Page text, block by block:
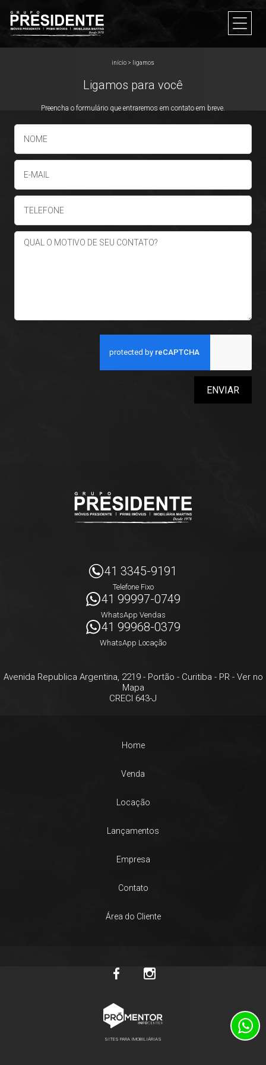
início > ligamos
Ligamos para você
Preencha o formulário que entraremos em contato em breve.
ENVIAR
41 3345-9191
Telefone Fixo
41 99997-0749
WhatsApp Vendas
41 99968-0379
WhatsApp Locação
Avenida Republica Argentina, 2219- Portão - Curitiba - PR- Ver no
Mapa
CRECI 643-J
Home
Venda
Locação
Lançamentos
Empresa
Contato
Área do Cliente
SITES PARA IMOBILIÁRIAS